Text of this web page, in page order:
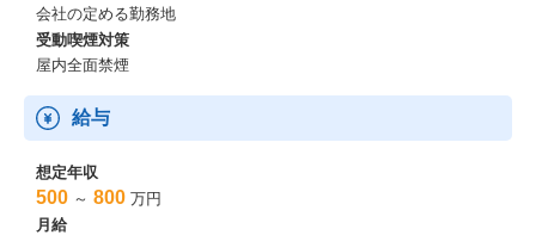
会社の定める勤務地
受動喫煙対策
屋内全面禁煙
給与
想定年収
500 ～ 800 万円
月給